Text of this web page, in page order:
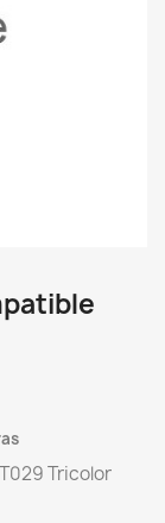
Tricolor